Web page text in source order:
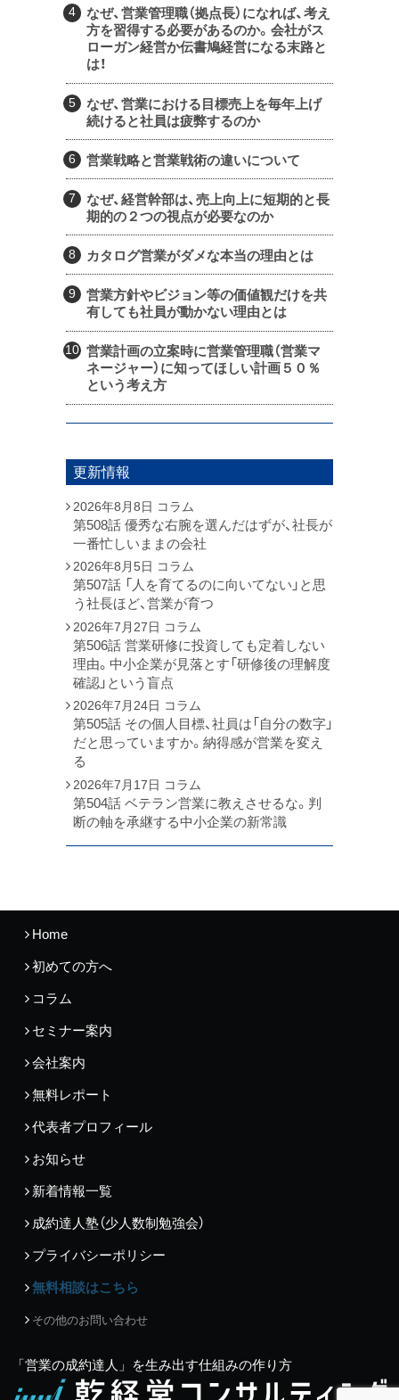
なぜ、営業管理職（拠点長）になれば、考え
方を習得する必要があるのか。会社がス
ローガン経営か伝書鳩経営になる末路と
は！
なぜ、営業における目標売上を毎年上げ
続けると社員は疲弊するのか
営業戦略と営業戦術の違いについて
なぜ、経営幹部は、売上向上に短期的と長
期的の２つの視点が必要なのか
カタログ営業がダメな本当の理由とは
営業方針やビジョン等の価値観だけを共
有しても社員が動かない理由とは
営業計画の立案時に営業管理職（営業マ
ネージャー）に知ってほしい計画５０％
という考え方
更新情報
2026年8月8日 コラム
第508話 優秀な右腕を選んだはずが、社長が
一番忙しいままの会社
2026年8月5日 コラム
第507話 「人を育てるのに向いてない」と思
う社長ほど、営業が育つ
2026年7月27日 コラム
第506話 営業研修に投資しても定着しない
理由。中小企業が見落とす「研修後の理解度
確認」という盲点
2026年7月24日 コラム
第505話 その個人目標、社員は「自分の数字」
だと思っていますか。納得感が営業を変え
る
2026年7月17日 コラム
第504話 ベテラン営業に教えさせるな。判
断の軸を承継する中小企業の新常識
Home
初めての方へ
コラム
セミナー案内
会社案内
無料レポート
代表者プロフィール
お知らせ
新着情報一覧
成約達人塾（少人数制勉強会）
プライバシーポリシー
無料相談はこちら
その他のお問い合わせ
「営業の成約達人」を生み出す仕組みの作り方